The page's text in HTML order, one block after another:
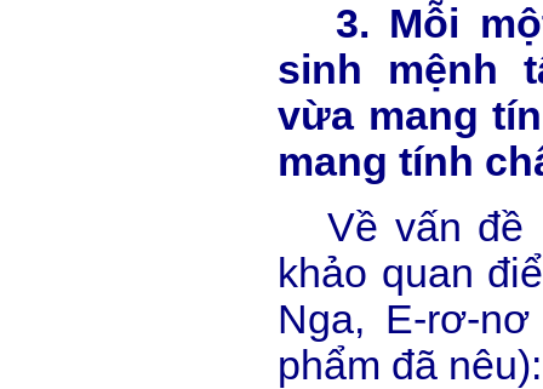
3. Mỗi
sinh mệnh
vừa mang
mang tính
Về vấn đề
khảo quan
Nga, E-rơ-
phẩm đã nêu):